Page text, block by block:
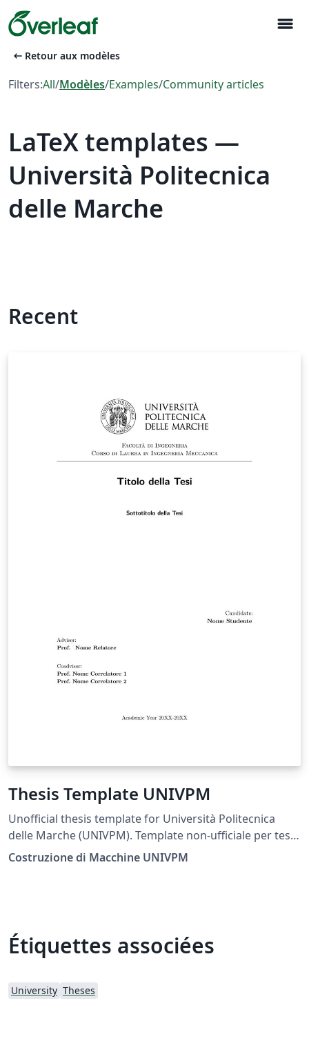
menu
arrow_left_alt Retour aux modèles
Filters:All/Modèles/Examples/Community articles
LaTeX templates —
Università Politecnica
delle Marche
Recent
Thesis Template UNIVPM
Unofficial thesis template for Università Politecnica
delle Marche (UNIVPM). Template non-ufficiale per tesi
presso l'Università Politecnica delle Marche (UNIVPM).
Costruzione di Macchine UNIVPM
Étiquettes associées
University Theses